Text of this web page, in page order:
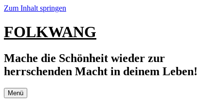
Zum Inhalt springen
FOLKWANG
Mache die Schönheit wieder zur
herrschenden Macht in deinem Leben!
Menü